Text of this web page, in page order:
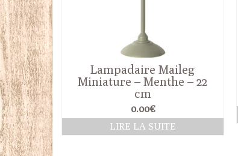
Lampadaire Maileg
Miniature – Menthe – 22
cm
0.00€
LIRE LA SUITE